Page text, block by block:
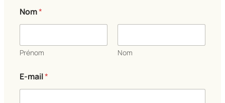
-
m
i
l
-
m
a
Nom*
Prénom Nom
E-mail*